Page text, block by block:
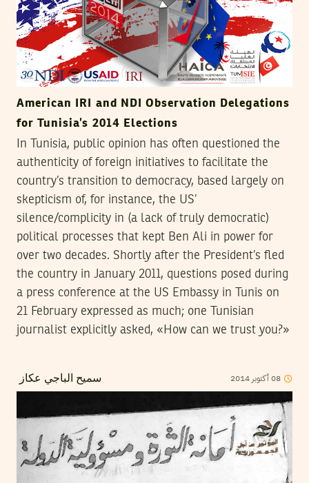
American IRI and NDI Observation Delegations
for Tunisia’s 2014 Elections
In Tunisia, public opinion has often questioned the
authenticity of foreign initiatives to facilitate the
country’s transition to democracy, based largely on
skepticism of, for instance, the US’
silence/complicity in (a lack of truly democratic)
political processes that kept Ben Ali in power for
over two decades. Shortly after the President’s fled
the country in January 2011, questions posed during
a press conference at the US Embassy in Tunis on
21 February expressed as much; one Tunisian
journalist explicitly asked, «How can we trust you?»
سميح الباجي عكاز 08أكتوبر 2014